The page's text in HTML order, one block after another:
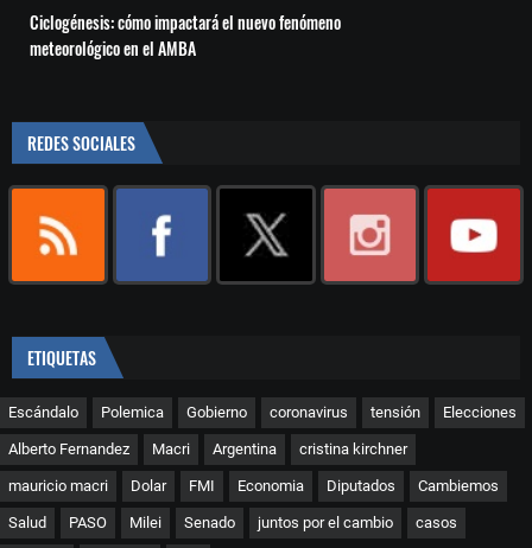
Ciclogénesis: cómo impactará el nuevo fenómeno
meteorológico en el AMBA
REDES SOCIALES
ETIQUETAS
Escándalo Polemica Gobierno coronavirus tensión Elecciones
Alberto Fernandez Macri Argentina cristina kirchner
mauricio macri Dolar FMI Economia Diputados Cambiemos
Salud PASO Milei Senado juntos por el cambio casos